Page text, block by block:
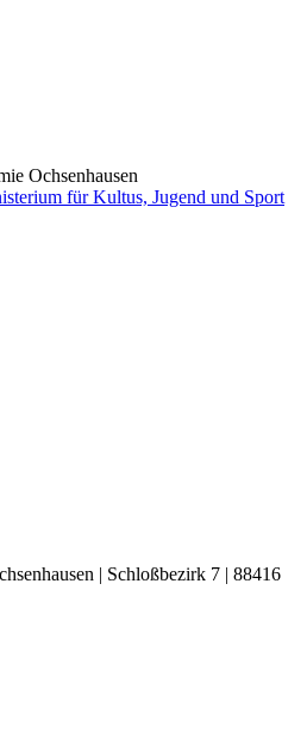
Ochsenhausen
| Schloßbezirk 7 | 88416